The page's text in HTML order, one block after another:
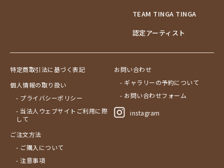
TEAM TINGA TINGA
認定アーティスト
特定商取引法に基づく表記
個人情報の取り扱い
- プライバシーポリシー
- 当法人ウェブサイトご利用に際
して
ご注文方法
- ご購入について
- 注意事項
お問い合わせ
- ギャラリーの予約について
- お問い合わせフォーム
instagram